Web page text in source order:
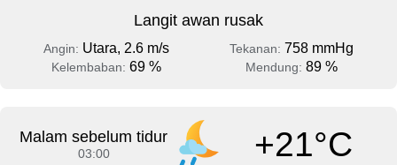
Langit awan rusak
Angin: Utara, 2.6 m/s Tekanan: 758 mmHg
Kelembaban: 69 % Mendung: 89 %
Malam sebelum tidur
03:00 +21°C